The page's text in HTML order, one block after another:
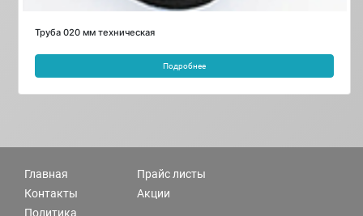
Труба 020 мм техническая
Подробнее
Главная
Контакты
Политика
Прайс листы
Акции